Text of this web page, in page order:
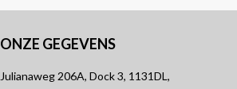
ONZE GEGEVENS
Julianaweg 206A, Dock 3, 1131DL,